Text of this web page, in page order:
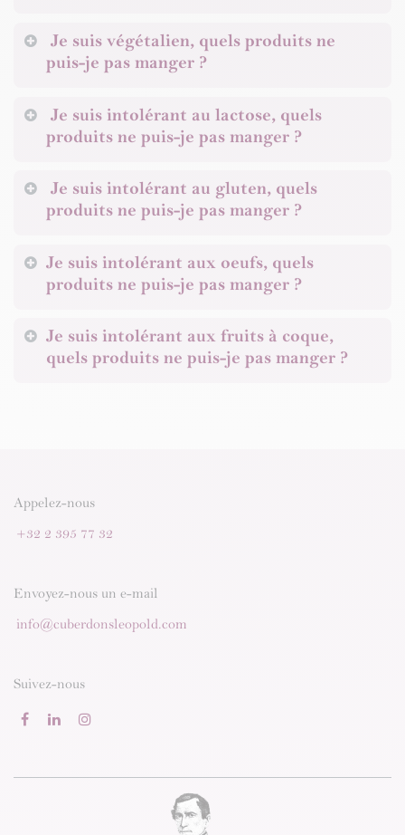
Je suis végétalien, quels produits ne
puis-je pas manger ?
Je suis intolérant au lactose, quels
produits ne puis-je pas manger ?
Je suis intolérant au gluten, quels
produits ne puis-je pas manger ?
Je suis intolérant aux oeufs, quels
produits ne puis-je pas manger ?
Je suis intolérant aux fruits à coque,
quels produits ne puis-je pas manger ?​
Appelez-nous
+32 2 395 77 32
Envoyez-nous un e-mail
info@cuberdonsleopold.com
Suivez-nous